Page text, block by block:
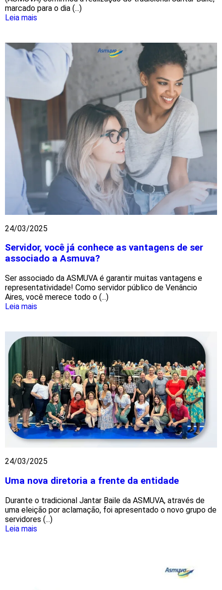
marcado para o dia (...)
Leia mais
24/03/2025
Servidor, você já conhece as vantagens de ser
associado a Asmuva?
Ser associado da ASMUVA é garantir muitas vantagens e
representatividade! Como servidor público de Venâncio
Aires, você merece todo o (...)
Leia mais
24/03/2025
Uma nova diretoria a frente da entidade
Durante o tradicional Jantar Baile da ASMUVA, através de
uma eleição por aclamação, foi apresentado o novo grupo de
servidores (...)
Leia mais